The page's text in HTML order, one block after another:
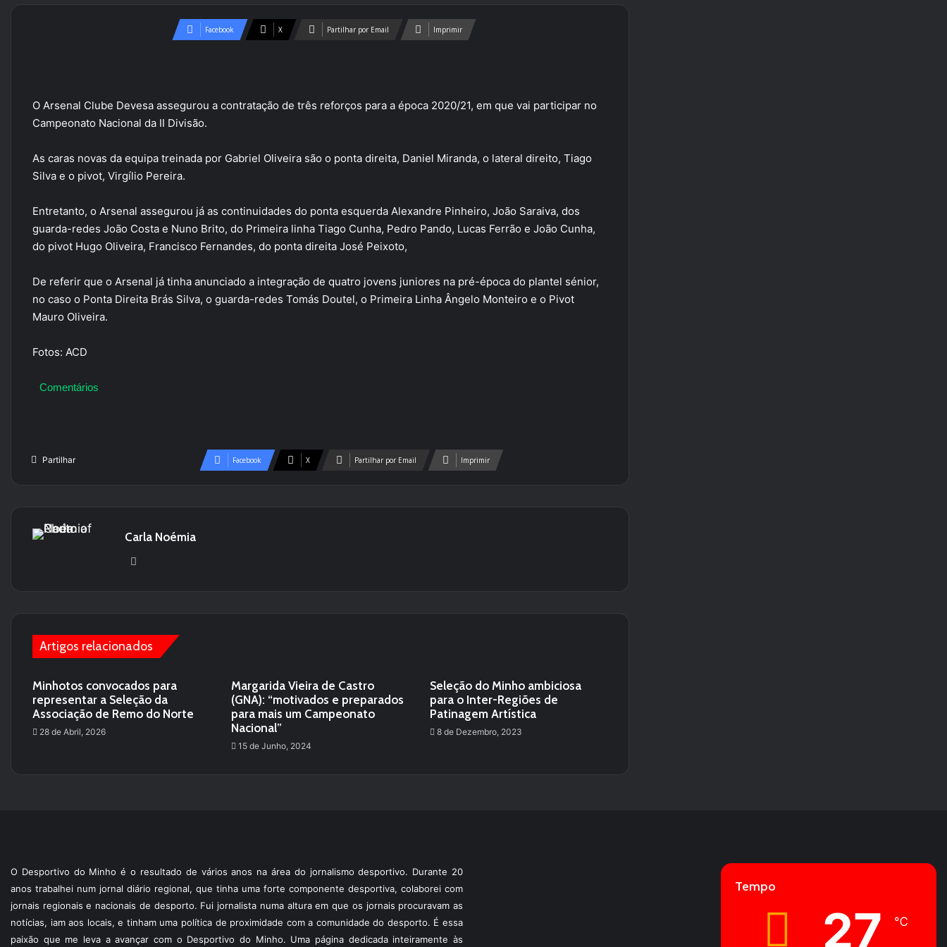
Facebook X Partilhar por Email Imprimir
O Arsenal Clube Devesa assegurou a contratação de três reforços para a época 2020/21, em que vai participar no
Campeonato Nacional da II Divisão.
As caras novas da equipa treinada por Gabriel Oliveira são o ponta direita, Daniel Miranda, o lateral direito, Tiago
Silva e o pivot, Virgílio Pereira.
Entretanto, o Arsenal assegurou já as continuidades do ponta esquerda Alexandre Pinheiro, João Saraiva, dos
guarda-redes João Costa e Nuno Brito, do Primeira linha Tiago Cunha, Pedro Pando, Lucas Ferrão e João Cunha,
do pivot Hugo Oliveira, Francisco Fernandes, do ponta direita José Peixoto,
De referir que o Arsenal já tinha anunciado a integração de quatro jovens juniores na pré-época do plantel sénior,
no caso o Ponta Direita Brás Silva, o guarda-redes Tomás Doutel, o Primeira Linha Ângelo Monteiro e o Pivot
Mauro Oliveira.
Fotos: ACD
Comentários
Partilhar Facebook X Partilhar por Email Imprimir
Carla Noémia
Artigos relacionados
Minhotos convocados para
representar a Seleção da
Associação de Remo do Norte
28 de Abril, 2026
Margarida Vieira de Castro
(GNA): “motivados e preparados
para mais um Campeonato
Nacional”
15 de Junho, 2024
Seleção do Minho ambiciosa
para o Inter-Regiões de
Patinagem Artística
8 de Dezembro, 2023
O Desportivo do Minho é o resultado de vários anos na área do jornalismo desportivo. Durante 20
anos trabalhei num jornal diário regional, que tinha uma forte componente desportiva, colaborei com
jornais regionais e nacionais de desporto. Fui jornalista numa altura em que os jornais procuravam as
notícias, iam aos locais, e tinham uma política de proximidade com a comunidade do desporto. É essa
paixão que me leva a avançar com o Desportivo do Minho. Uma página dedicada inteiramente às
Tempo
27 ℃